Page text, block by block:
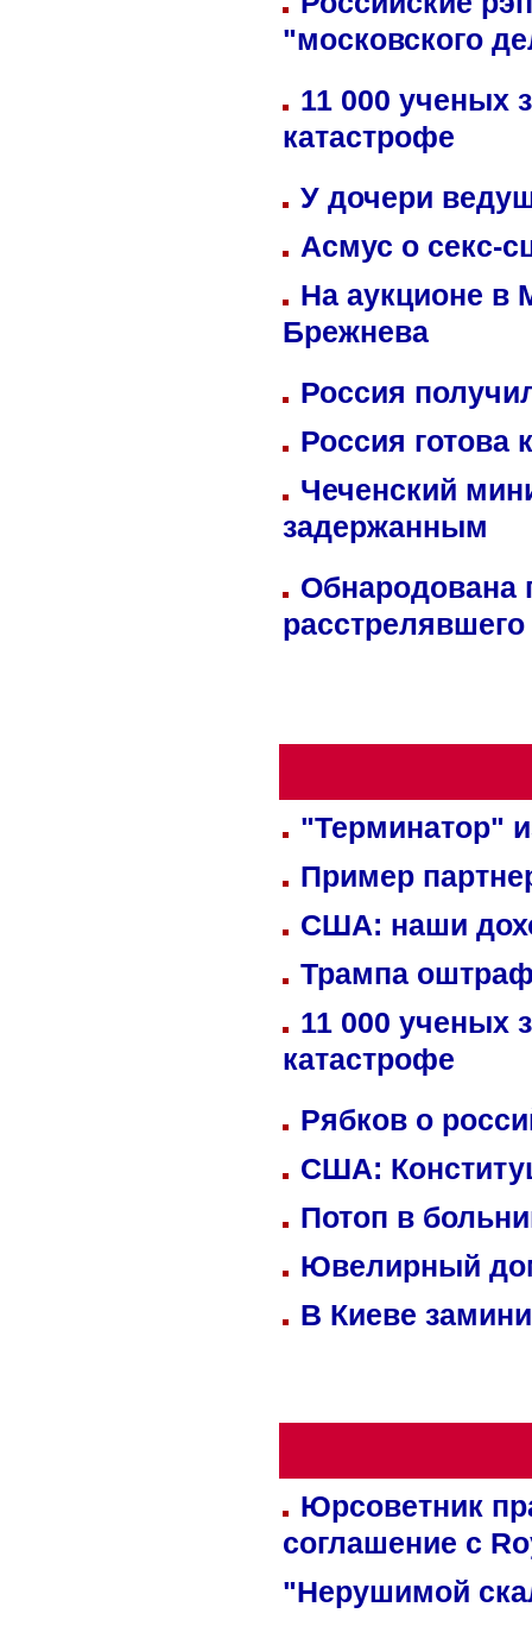
"московского
11 000 ученых
катастрофе
У дочери
Асмус о секс-
На аукционе в
Брежнева
Россия
Россия готова
Чеченский
задержанным
Обнародована
"Терминатор"
Пример
США: наши
Трампа
11 000 ученых
катастрофе
Рябков о
США:
Потоп в
Ювелирный
В Киеве
Юрсоветник
соглашение с
"Нерушимой